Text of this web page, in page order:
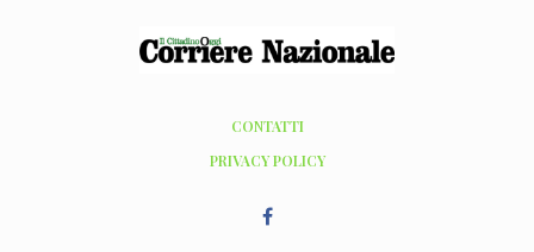
CONTATTI
PRIVACY POLICY